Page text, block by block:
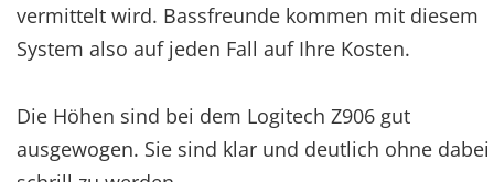
vermittelt wird. Bassfreunde kommen mit diesem
System also auf jeden Fall auf Ihre Kosten.
Die Höhen sind bei dem Logitech Z906 gut
ausgewogen. Sie sind klar und deutlich ohne dabei